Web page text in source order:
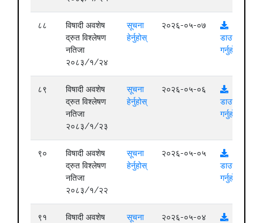
८८
विषादी अवशेष
द्रुत विश्लेषण
नतिजा
२०८३/१/२४
सूचना
हेर्नुहोस्
२०२६-०५-०७
डाउनलोड
गर्नुहोस्
८९
विषादी अवशेष
द्रुत विश्लेषण
नतिजा
२०८३/१/२३
सूचना
हेर्नुहोस्
२०२६-०५-०६
डाउनलोड
गर्नुहोस्
९०
विषादी अवशेष
द्रुत विश्लेषण
नतिजा
२०८३/१/२२
सूचना
हेर्नुहोस्
२०२६-०५-०५
डाउनलोड
गर्नुहोस्
९१
विषादी अवशेष
सूचना
२०२६-०५-०४